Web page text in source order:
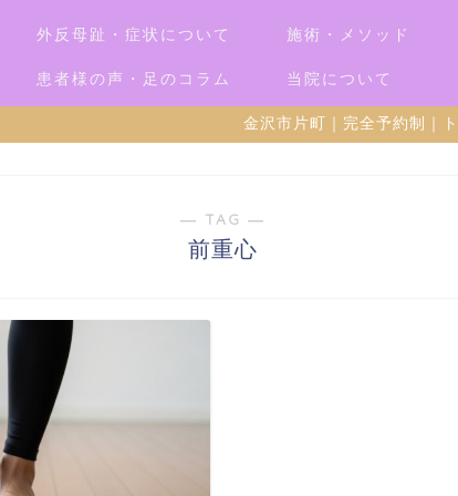
外反母趾・症状について 施術・メソッド
患者様の声・足のコラム 当院について
金沢市片町｜完全予約制｜
― TAG ―
前重心